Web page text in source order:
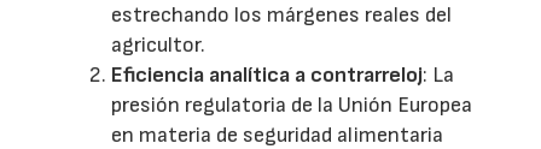
estrechando los márgenes reales del
agricultor.
Eficiencia analítica a contrarreloj: La
presión regulatoria de la Unión Europea
en materia de seguridad alimentaria